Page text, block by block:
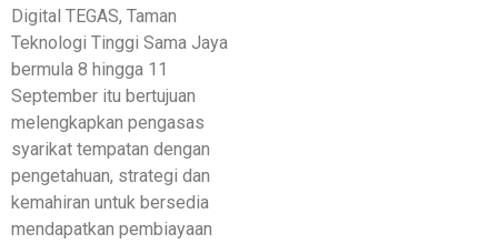
Digital TEGAS, Taman
Teknologi Tinggi Sama Jaya
bermula 8 hingga 11
September itu bertujuan
melengkapkan pengasas
syarikat tempatan dengan
pengetahuan, strategi dan
kemahiran untuk bersedia
mendapatkan pembiayaan